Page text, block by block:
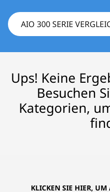
e
AIO 300 SERIE
Ups! Keine
Besuchen
Kategorien,
KLICKEN SIE HIER,